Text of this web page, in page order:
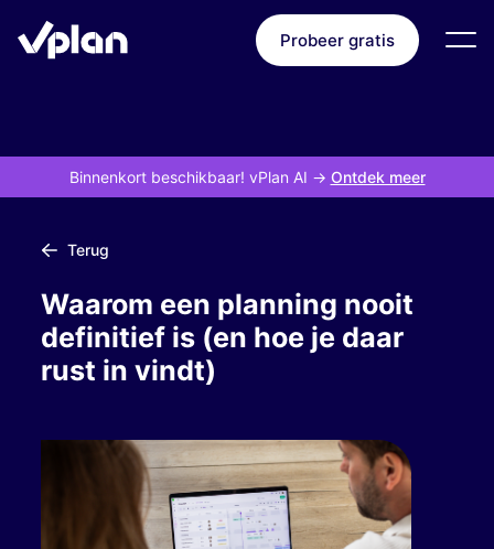
Probeer gratis
Binnenkort beschikbaar! vPlan AI -> Ontdek meer
Terug
Waarom een planning nooit
definitief is (en hoe je daar
rust in vindt)